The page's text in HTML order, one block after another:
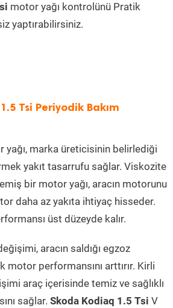
motor yağı kontrolünü Pratik
yaptırabilirsiniz.
Tsi Periyodik Bakım
yağı, marka üreticisinin belirlediği
yakıt tasarrufu sağlar. Viskozite
bir motor yağı, aracın motorunu
daha az yakıta ihtiyaç hisseder.
üst düzeyde kalır.
aracın saldığı egzoz
motor performansını arttırır. Kirli
araç içerisinde temiz ve sağlıklı
sağlar. Skoda Kodiaq 1.5 Tsi V